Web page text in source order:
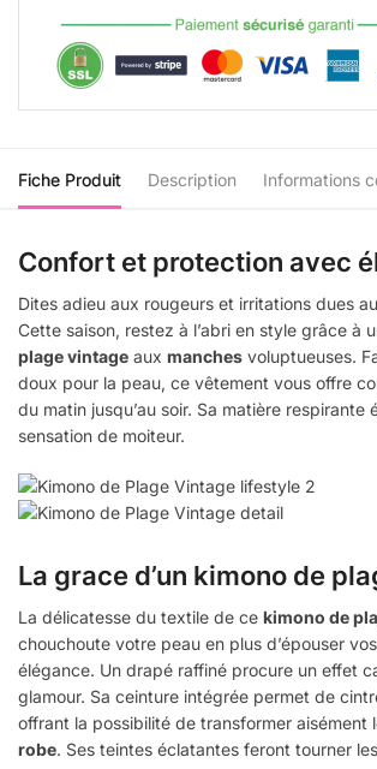
Fiche Produit Description Informations
Confort et protection avec
Dites adieu aux rougeurs et irritations dues
Cette saison, restez à l’abri en style grâce à
plage vintage aux manches voluptueuses.
doux pour la peau, ce vêtement vous offre
du matin jusqu’au soir. Sa matière respirante
sensation de moiteur.
La grace d’un kimono de
La délicatesse du textile de ce kimono de
chouchoute votre peau en plus d’épouser
élégance. Un drapé raffiné procure un effet
glamour. Sa ceinture intégrée permet de
offrant la possibilité de transformer aisément
robe. Ses teintes éclatantes feront tourner